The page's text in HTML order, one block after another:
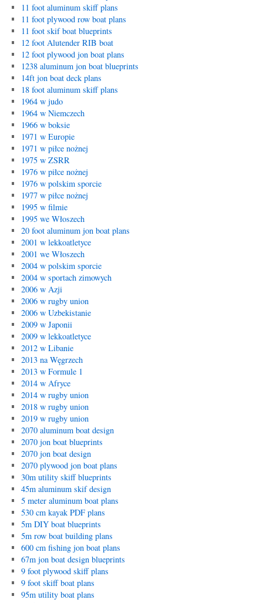
11 foot aluminum skiff plans
11 foot plywood row boat plans
11 foot skif boat blueprints
12 foot Alutender RIB boat
12 foot plywood jon boat plans
1238 aluminum jon boat blueprints
14ft jon boat deck plans
18 foot aluminum skiff plans
1964 w judo
1964 w Niemczech
1966 w boksie
1971 w Europie
1971 w piłce nożnej
1975 w ZSRR
1976 w piłce nożnej
1976 w polskim sporcie
1977 w piłce nożnej
1995 w filmie
1995 we Włoszech
20 foot aluminum jon boat plans
2001 w lekkoatletyce
2001 we Włoszech
2004 w polskim sporcie
2004 w sportach zimowych
2006 w Azji
2006 w rugby union
2006 w Uzbekistanie
2009 w Japonii
2009 w lekkoatletyce
2012 w Libanie
2013 na Węgrzech
2013 w Formule 1
2014 w Afryce
2014 w rugby union
2018 w rugby union
2019 w rugby union
2070 aluminum boat design
2070 jon boat blueprints
2070 jon boat design
2070 plywood jon boat plans
30m utility skiff blueprints
45m aluminum skif design
5 meter aluminum boat plans
530 cm kayak PDF plans
5m DIY boat blueprints
5m row boat building plans
600 cm fishing jon boat plans
67m jon boat design blueprints
9 foot plywood skiff plans
9 foot skiff boat plans
95m utility boat plans